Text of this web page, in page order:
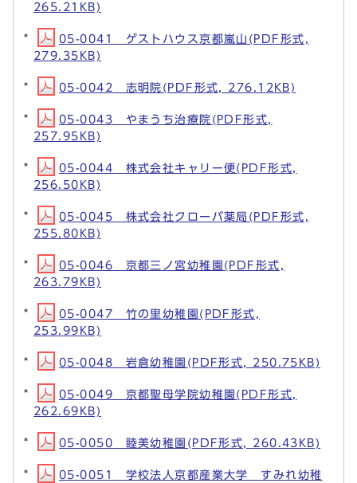
265.21KB)
05-0041 ゲストハウス京都嵐山(PDF形式,
279.35KB)
05-0042 志明院(PDF形式, 276.12KB)
05-0043 やまうち治療院(PDF形式,
257.95KB)
05-0044 株式会社キャリー便(PDF形式,
256.50KB)
05-0045 株式会社クローバ薬局(PDF形式,
255.80KB)
05-0046 京都三ノ宮幼稚園(PDF形式,
263.79KB)
05-0047 竹の里幼稚園(PDF形式,
253.99KB)
05-0048 岩倉幼稚園(PDF形式, 250.75KB)
05-0049 京都聖母学院幼稚園(PDF形式,
262.69KB)
05-0050 睦美幼稚園(PDF形式, 260.43KB)
05-0051 学校法人京都産業大学 すみれ幼稚